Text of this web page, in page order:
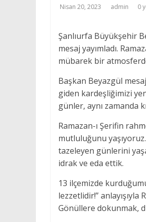
Nisan 20, 2023 admin 0
Şanlıurfa Büyükşehir
mesaj yayımladı.
mübarek bir atmosferde
Başkan Beyazgül
giden kardeşliğimizi
günler, aynı zamanda
Ramazan-ı Şerifin
mutluluğunu
tazeleyen günlerini
idrak ve eda ettik.
13 ilçemizde
lezzetlidir!”
Gönüllere dokunmak,